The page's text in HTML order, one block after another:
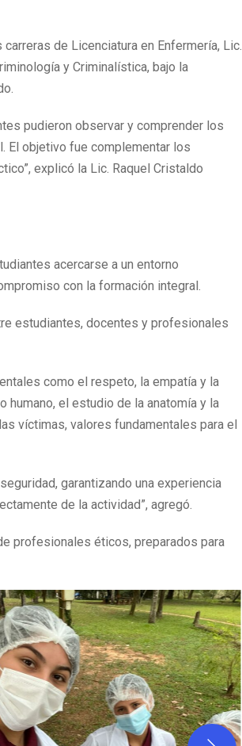
de Licenciatura en Enfermería, Lic.
y Criminalística, bajo la
pudieron observar y comprender los
El objetivo fue complementar los
explicó la Lic. Raquel Cristaldo
acercarse a un entorno
con la formación integral.
estudiantes, docentes y profesionales
como el respeto, la empatía y la
el estudio de la anatomía y la
víctimas, valores fundamentales para el
garantizando una experiencia
de la actividad”, agregó.
profesionales éticos, preparados para